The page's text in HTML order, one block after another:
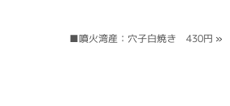
■噴火湾産：穴子白焼き 430円 »